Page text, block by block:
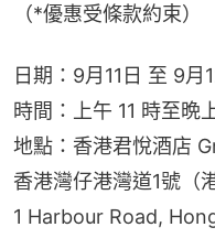
（*優惠受條款約束）
日期：9月11日 至 9月
時間：上午 11 時至晩
地點：香港君悅酒店
香港灣仔港灣道1號（
1 Harbour Road,